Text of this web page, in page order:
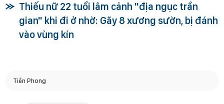
Thiếu nữ 22 tuổi lâm cảnh "địa ngục trần
gian" khi đi ở nhờ: Gãy 8 xương sườn, bị đánh
vào vùng kín
Tiền Phong